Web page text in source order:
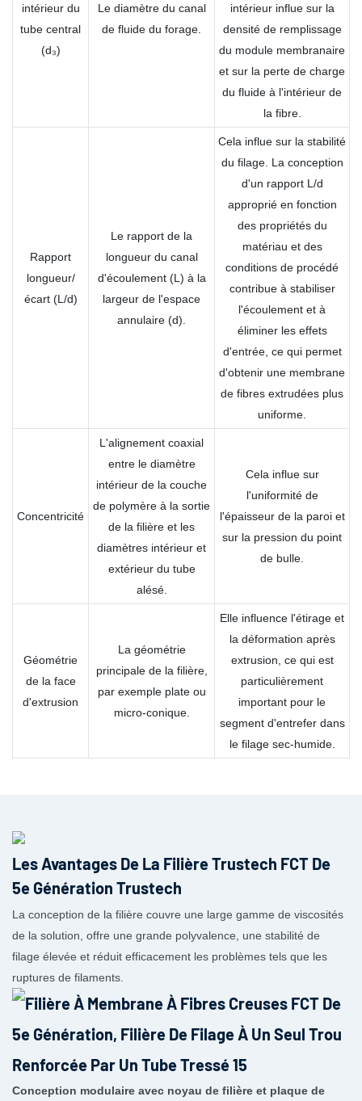
intérieur du
tube central
(d₃)
Le diamètre du canal
de fluide du forage.
intérieur influe sur la
densité de remplissage
du module membranaire
et sur la perte de charge
du fluide à l'intérieur de
la fibre.
Rapport
longueur/
écart (L/d)
Le rapport de la
longueur du canal
d'écoulement (L) à la
largeur de l'espace
annulaire (d).
Cela influe sur la stabilité
du filage. La conception
d'un rapport L/d
approprié en fonction
des propriétés du
matériau et des
conditions de procédé
contribue à stabiliser
l'écoulement et à
éliminer les effets
d'entrée, ce qui permet
d'obtenir une membrane
de fibres extrudées plus
uniforme.
Concentricité
L'alignement coaxial
entre le diamètre
intérieur de la couche
de polymère à la sortie
de la filière et les
diamètres intérieur et
extérieur du tube
alésé.
Cela influe sur
l'uniformité de
l'épaisseur de la paroi et
sur la pression du point
de bulle.
Géométrie
de la face
d'extrusion
La géométrie
principale de la filière,
par exemple plate ou
micro-conique.
Elle influence l'étirage et
la déformation après
extrusion, ce qui est
particulièrement
important pour le
segment d'entrefer dans
le filage sec-humide.
Les Avantages De La Filière Trustech FCT De
5e Génération Trustech
La conception de la filière couvre une large gamme de viscosités
de la solution, offre une grande polyvalence, une stabilité de
filage élevée et réduit efficacement les problèmes tels que les
ruptures de filaments.
Conception modulaire avec noyau de filière et plaque de